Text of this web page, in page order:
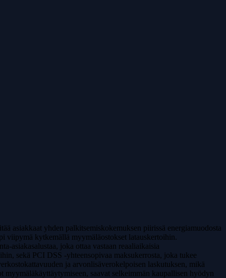
asiakkaat yhden palkitsemiskokemuksen piirissä energiamuodosta
viipymä kytkemällä myymäläostokset latauskertoihin.
asiakasalustaa, joka ottaa vastaan reaaliaikaisia
sekä PCI DSS -yhteensopivaa maksukerrosta, joka tukee
ja arvonlisäverokelpoisen laskutuksen, mikä
saavat selkeimmän kaupallisen hyödyn